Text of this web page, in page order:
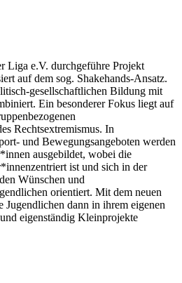
Liga e.V. durchgeführe Projekt
auf dem sog. Shakehands-Ansatz.
gesellschaftlichen Bildung mit
Ein besonderer Fokus liegt auf
Rechtsextremismus. In
und Bewegungsangeboten werden
ausgebildet, wobei die
ist und sich in der
Wünschen und
orientiert. Mit dem neuen
Jugendlichen dann in ihrem eigenen
eigenständig Kleinprojekte